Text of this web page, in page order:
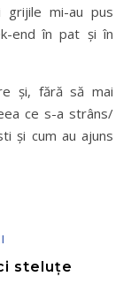
grijile mi-au pus
end în pat și în
și, fără să mai
ce s-a strâns/
și cum au ajuns
steluțe